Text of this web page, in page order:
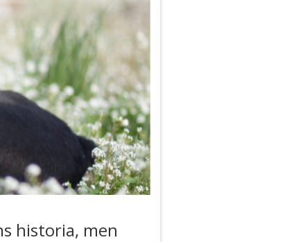
historia, men